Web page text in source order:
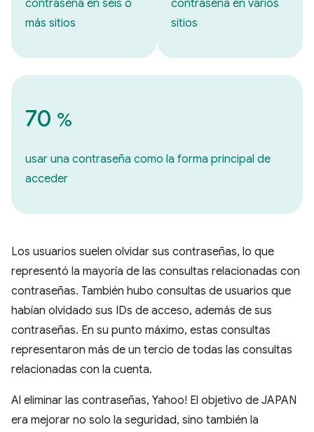
contraseña en seis o
más sitios
contraseña en varios
sitios
70 %
usar una contraseña como la forma principal de
acceder
Los usuarios suelen olvidar sus contraseñas, lo que
representó la mayoría de las consultas relacionadas con
contraseñas. También hubo consultas de usuarios que
habían olvidado sus IDs de acceso, además de sus
contraseñas. En su punto máximo, estas consultas
representaron más de un tercio de todas las consultas
relacionadas con la cuenta.
Al eliminar las contraseñas, Yahoo! El objetivo de JAPAN
era mejorar no solo la seguridad, sino también la